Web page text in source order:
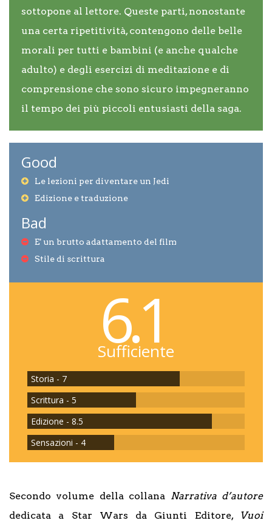
sottopone al lettore. Queste parti, nonostante
una certa ripetitività, contengono delle belle
morali per tutti e bambini (e anche qualche
adulto) e degli esercizi di meditazione e di
comprensione che sono sicuro impegneranno
il tempo dei più piccoli entusiasti della saga.
Good
Le lezioni per diventare un Jedi
Edizione e traduzione
Bad
E' un brutto adattamento del film
Stile di scrittura
6.1
Sufficiente
Storia - 7
Scrittura - 5
Edizione - 8.5
Sensazioni - 4
Secondo volume della collana Narrativa d’autore
dedicata a Star Wars da Giunti Editore,
Vuoi